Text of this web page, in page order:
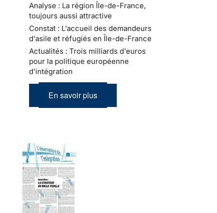
Analyse : La région Île-de-France,
toujours aussi attractive
Constat : L'accueil des demandeurs
d'asile et réfugiés en Île-de-France
Actualités : Trois milliards d'euros
pour la politique européenne
d'intégration
En savoir plus